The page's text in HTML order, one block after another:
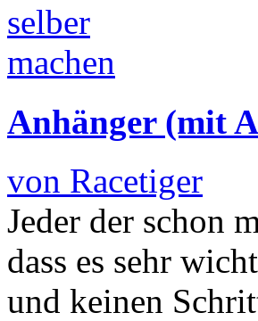
Anhänger (mit
von Racetiger
Jeder der schon
dass es sehr
und keinen